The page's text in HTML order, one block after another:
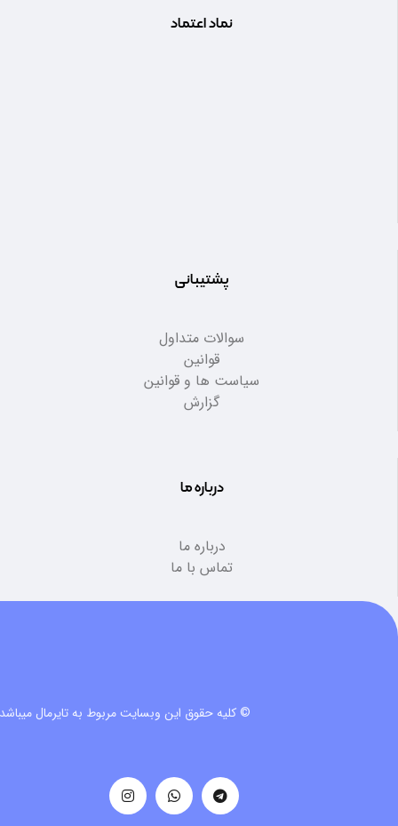
نماد اعتماد
پشتیبانی
سوالات متداول
قوانین
سیاست ها و قوانین
گزارش
درباره ما
درباره ما
تماس با ما
© کلیه حقوق این وبسایت مربوط به تایرمال